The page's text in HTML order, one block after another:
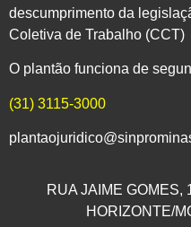
descumprimento da
Coletiva de Trabalho (CCT)
O plantão funciona de
(31) 3115-3000
RUA JAIME GOMES,
HORIZONTE/